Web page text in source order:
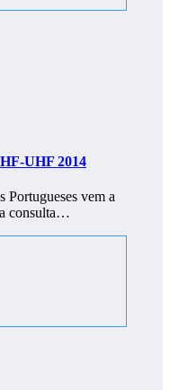
UHF 2014
Portugueses vem a
consulta…